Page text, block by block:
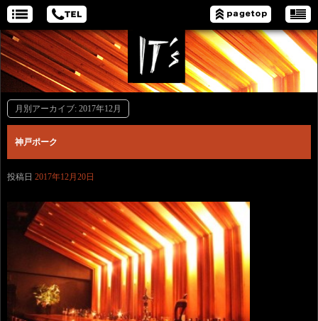
月別アーカイブ: 2017年12月
神戸ポーク
投稿日 2017年12月20日